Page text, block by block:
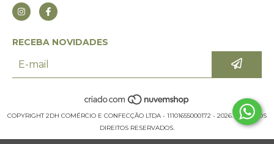
RECEBA NOVIDADES
COPYRIGHT 2DH COMÉRCIO E CONFECÇÃO LTDA - 11101655000172 - 2026. TODOS OS
DIREITOS RESERVADOS.